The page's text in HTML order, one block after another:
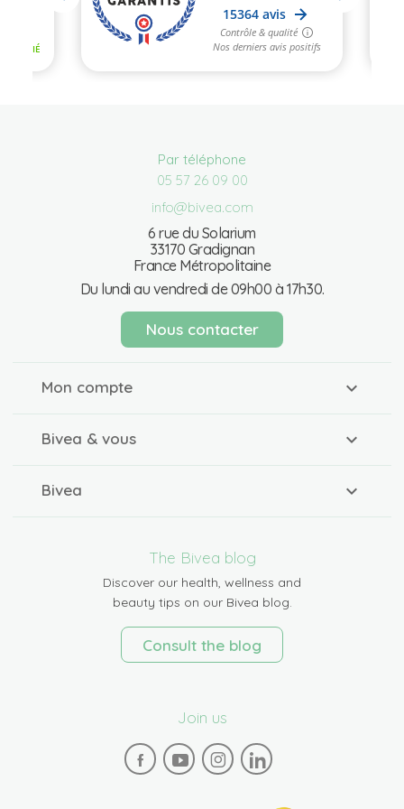
Par téléphone
05 57 26 09 00
info@bivea.com
6 rue du Solarium
33170 Gradignan
France Métropolitaine
Du lundi au vendredi de 09h00 à 17h30.
Nous contacter
Mon compte
Bivea & vous
Bivea
The Bivea blog
Discover our health, wellness and
beauty tips on our Bivea blog.
Consult the blog
Join us